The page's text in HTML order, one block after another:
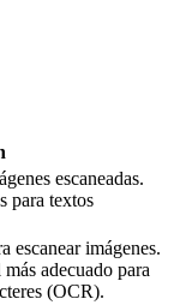
escaneadas.
para textos
escanear imágenes.
adecuado para
(OCR).